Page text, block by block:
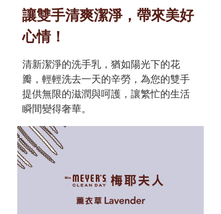
讓雙手清爽潔淨，帶來美好
心情！
清新潔淨的洗手乳，猶如陽光下的花
瓣，輕輕洗去一天的辛勞，為您的雙手
提供無限的滋潤與呵護，讓繁忙的生活
瞬間變得奢華。